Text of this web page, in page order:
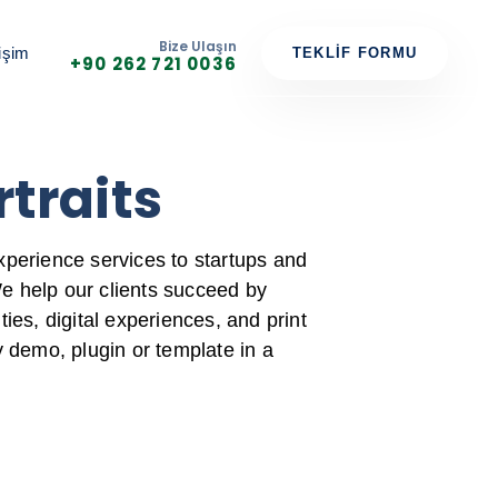
Bize Ulaşın
+90 262 721 0036 TEKLIF FORMU
services to startups and
help our clients succeed by
digital experiences, and print
demo, plugin or template in a